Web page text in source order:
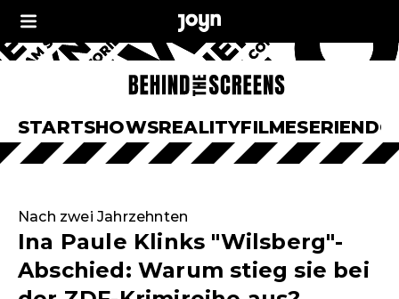
STARTSHOWSREALITYFILMESERIEN
Nach zwei Jahrzehnten
Ina Paule Klinks "Wilsberg"-
Abschied: Warum stieg sie bei